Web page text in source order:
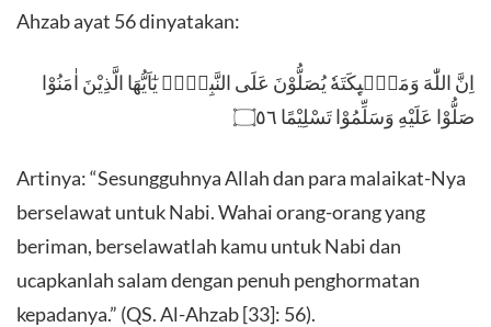
Ahzab ayat 56 dinyatakan:
اِنَّ اللّٰهَ وَمَلٰۤىِٕكَتَهٗ يُصَلُّوْنَ عَلَى النَّبِيِّۗ يٰٓاَيُّهَا الَّذِيْنَ اٰمَنُوْا
صَلُّوْا عَلَيْهِ وَسَلِّمُوْا تَسْلِيْمًا ۝٥٦
Artinya: “Sesungguhnya Allah dan para malaikat-Nya
berselawat untuk Nabi. Wahai orang-orang yang
beriman, berselawatlah kamu untuk Nabi dan
ucapkanlah salam dengan penuh penghormatan
kepadanya.” (QS. Al-Ahzab [33]: 56).